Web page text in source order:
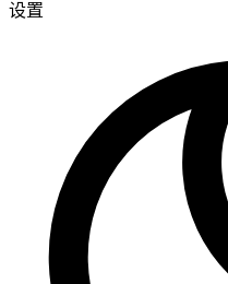
设置